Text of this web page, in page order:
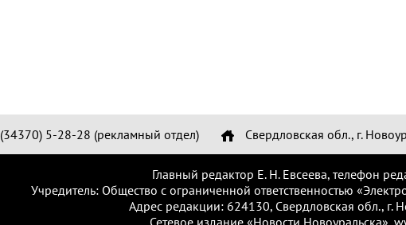
(34370) 5-28-28 (рекламный отдел) Свердловская обл., г.
Главный редактор Е. Н. Евсеева, телефон
Учредитель: Общество с ограниченной ответственностью
Адрес редакции: 624130, Свердловская обл., г.